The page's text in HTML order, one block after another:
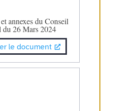
annexes du Conseil
du 26 Mars 2024
le document